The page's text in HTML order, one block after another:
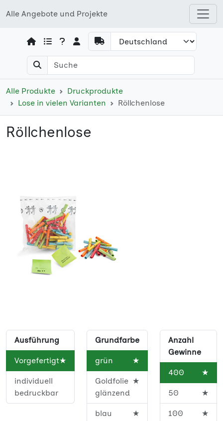
Alle Angebote und Projekte
Open shops menu
Alle Produkte
Druckprodukte
Lose in vielen Varianten
Röllchenlose
Röllchenlose
Ausführung
Vorgefertigt★
individuell
bedruckbar
Grundfarbe
grün ★
Goldfolie
glänzend
★
blau ★
Anzahl
Gewinne
400 ★
50 ★
100 ★